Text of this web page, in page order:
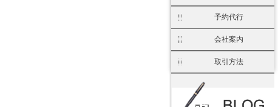
予約代行
会社案内
取引方法